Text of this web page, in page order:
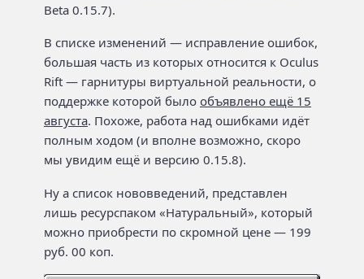
Beta 0.15.7).
В списке изменений — исправление ошибок,
большая часть из которых относится к Oculus
Rift — гарнитуры виртуальной реальности, о
поддержке которой было объявлено ещё 15
августа. Похоже, работа над ошибками идёт
полным ходом (и вполне возможно, скоро
мы увидим ещё и версию 0.15.8).
Ну а список нововведений, представлен
лишь ресурспаком «Натуральный», который
можно приобрести по скромной цене — 199
руб. 00 коп.